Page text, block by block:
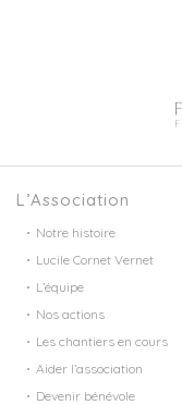
L’Association
Notre histoire
Lucile Cornet Vernet
L’équipe
Nos actions
Les chantiers en cours
Aider l’association
Devenir bénévole